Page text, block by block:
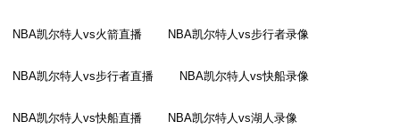
NBA凯尔特人vs火箭直播 NBA凯尔特人vs步行者录像
NBA凯尔特人vs步行者直播 NBA凯尔特人vs快船录像
NBA凯尔特人vs快船直播 NBA凯尔特人vs湖人录像